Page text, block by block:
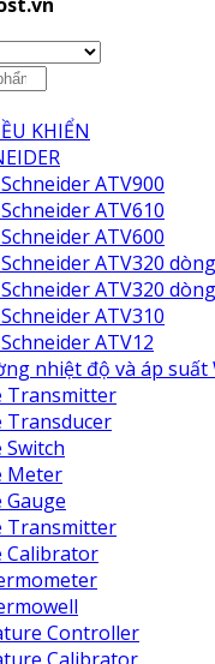
KHIỂN
ATV900
ATV610
ATV600
ATV320
ATV320
ATV310
ATV12
nhiệt độ và áp suất
Transmitter
Transducer
Switch
Meter
Gauge
Transmitter
Calibrator
Controller